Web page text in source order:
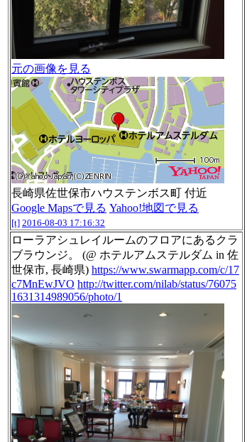
元の画像を見る
長崎県佐世保市ハウステンボス町 付近
Google Mapsで見る Yahoo!地図で見る
[t] 2016-08-03 17:16:32
ローラアシュレイルームのフロアにあるクラ
ブラウンジ。 (@ ホテルアムステルダム in 佐
世保市, 長崎県) https://www.swarmapp.com/c/17
c7MnEwJVO http://twitter.com/nilab/status/76075
1631314989056/photo/1